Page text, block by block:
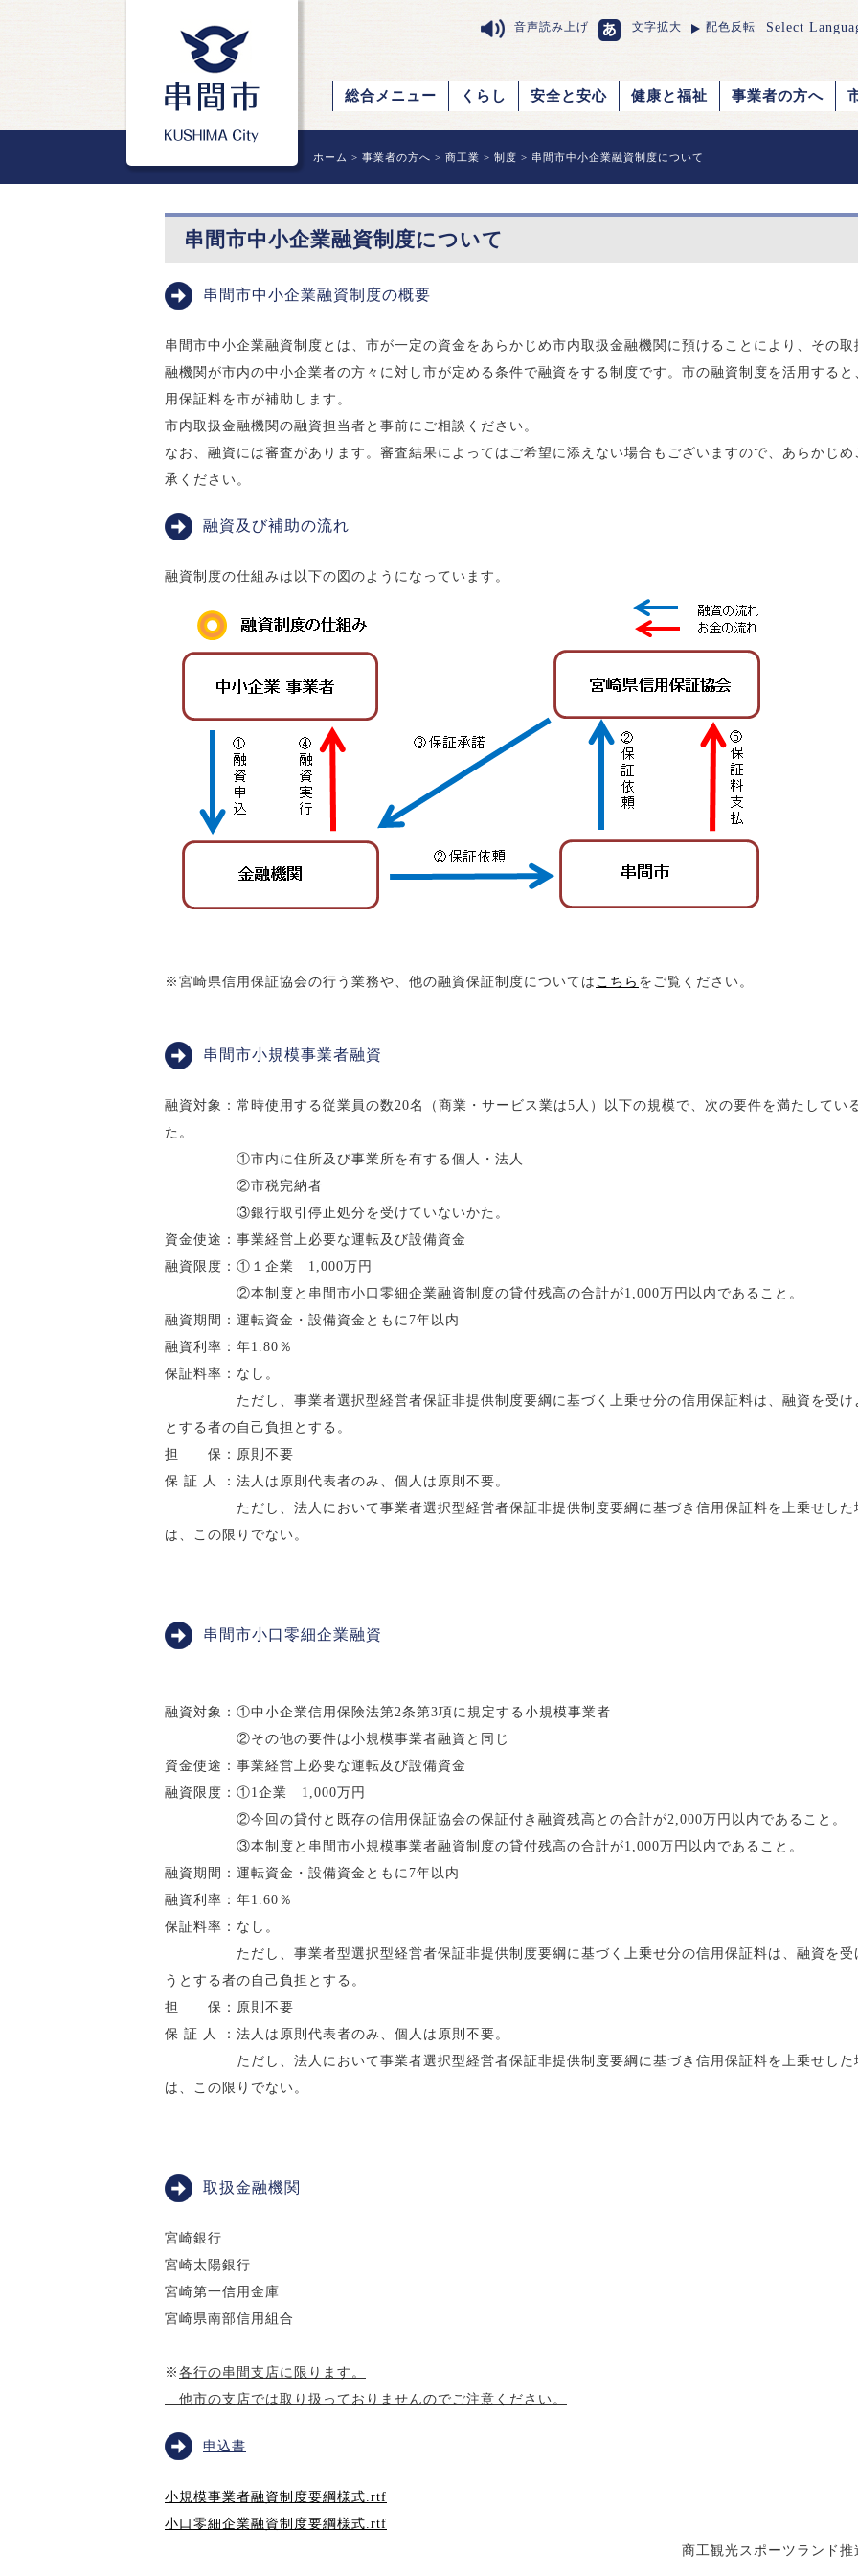
音声読み上げ 文字拡大 配色反転 Select
総合メニュー くらし 安全と安心 健康と福祉 事業者の方へ
ホーム > 事業者の方へ > 商工業 > 制度 > 串間市中小企業融資制度について
串間市中小企業融資制度について
串間市中小企業融資制度の概要
串間市中小企業融資制度とは、市が一定の資金をあらかじめ市内取扱金融機関に預けることにより、その取
融機関が市内の中小企業者の方々に対し市が定める条件で融資をする制度です。市の融資制度を活用すると
用保証料を市が補助します。
市内取扱金融機関の融資担当者と事前にご相談ください。
なお、融資には審査があります。審査結果によってはご希望に添えない場合もございますので、あらかじめ
承ください。
融資及び補助の流れ
融資制度の仕組みは以下の図のようになっています。
※宮崎県信用保証協会の行う業務や、他の融資保証制度については こちら をご覧ください。
串間市小規模事業者融資
融資対象：常時使用する従業員の数20名（商業・サービス業は5人）以下の規模で、次の要件を満たしてい
た。
①市内に住所及び事業所を有する個人・法人
②市税完納者
③銀行取引停止処分を受けていないかた。
資金使途：事業経営上必要な運転及び設備資金
融資限度：①１企業 1,000万円
②本制度と串間市小口零細企業融資制度の貸付残高の合計が1,000万円以内であること。
融資期間：運転資金・設備資金ともに7年以内
融資利率：年1.80％
保証料率：なし。
ただし、事業者選択型経営者保証非提供制度要綱に基づく上乗せ分の信用保証料は、融資を受け
とする者の自己負担とする。
担 保：原則不要
保 証 人 ：法人は原則代表者のみ、個人は原則不要。
ただし、法人において事業者選択型経営者保証非提供制度要綱に基づき信用保証料を上乗せした
は、この限りでない。
串間市小口零細企業融資
融資対象：①中小企業信用保険法第2条第3項に規定する小規模事業者
②その他の要件は小規模事業者融資と同じ
資金使途：事業経営上必要な運転及び設備資金
融資限度：①1企業 1,000万円
②今回の貸付と既存の信用保証協会の保証付き融資残高との合計が2,000万円以内であること。
③本制度と串間市小規模事業者融資制度の貸付残高の合計が1,000万円以内であること。
融資期間：運転資金・設備資金ともに7年以内
融資利率：年1.60％
保証料率：なし。
ただし、事業者型選択型経営者保証非提供制度要綱に基づく上乗せ分の信用保証料は、融資を受
うとする者の自己負担とする。
担 保：原則不要
保 証 人 ：法人は原則代表者のみ、個人は原則不要。
ただし、法人において事業者選択型経営者保証非提供制度要綱に基づき信用保証料を上乗せした
は、この限りでない。
取扱金融機関
宮崎銀行
宮崎太陽銀行
宮崎第一信用金庫
宮崎県南部信用組合
※ 各行の串間支店に限ります。
他市の支店では取り扱っておりませんのでご注意ください。
申込書
小規模事業者融資制度要綱様式.rtf
小口零細企業融資制度要綱様式.rtf
商工観光スポーツランド推